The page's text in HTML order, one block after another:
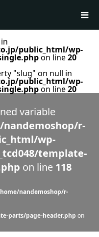
public_html/wp-
on line20
"slug" on null in
public_html/wp-
on line20
variable
r-
wp-
template-
on line 118
nandemoshop/r-
parts/page-header.php on